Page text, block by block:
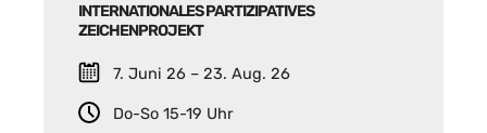
INTERNATIONALES PARTIZIPATIVES
ZEICHENPROJEKT
7. Juni 26 – 23. Aug. 26
Do-So 15-19 Uhr